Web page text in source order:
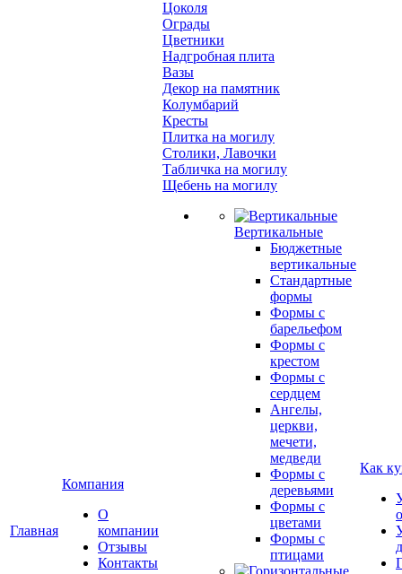
Главная
Компания
О
компании
Отзывы
Контакты
Цоколя
Ограды
Цветники
Надгробная плита
Вазы
Декор на памятник
Колумбарий
Кресты
Плитка на могилу
Столики, Лавочки
Табличка на могилу
Щебень на могилу
Вертикальные
Бюджетные
вертикальные
Стандартные
формы
Формы с
барельефом
Формы с
крестом
Формы с
сердцем
Ангелы,
церкви,
мечети,
медведи
Формы с
деревьями
Формы с
цветами
Формы с
птицами
Как